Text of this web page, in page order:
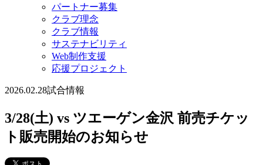
パートナー募集
クラブ理念
クラブ情報
サステナビリティ
Web制作支援
応援プロジェクト
2026.02.28試合情報
3/28(土) vs ツエーゲン金沢 前売チケッ
ト販売開始のお知らせ